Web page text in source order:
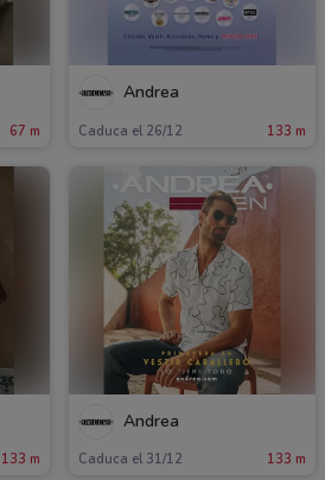
67 m
Andrea
Caduca el 26/12 133 m
133 m
Andrea
Caduca el 31/12 133 m